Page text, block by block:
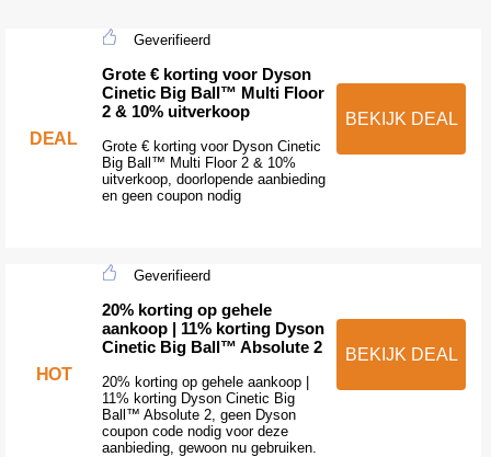
DEAL
Geverifieerd
Grote € korting voor Dyson
Cinetic Big Ball™ Multi Floor
2 & 10% uitverkoop
Grote € korting voor Dyson Cinetic
Big Ball™ Multi Floor 2 & 10%
uitverkoop, doorlopende aanbieding
en geen coupon nodig
BEKIJK DEAL
HOT
Geverifieerd
20% korting op gehele
aankoop | 11% korting Dyson
Cinetic Big Ball™ Absolute 2
20% korting op gehele aankoop |
11% korting Dyson Cinetic Big
Ball™ Absolute 2, geen Dyson
coupon code nodig voor deze
aanbieding, gewoon nu gebruiken.
BEKIJK DEAL